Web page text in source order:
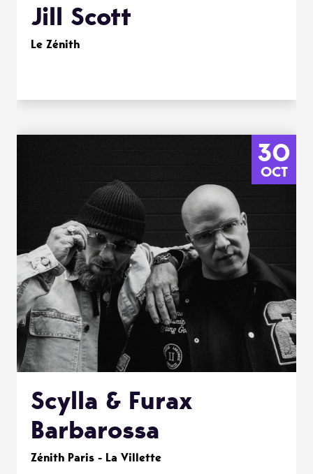
Jill Scott
Le Zénith
30
OCT
Scylla & Furax
Barbarossa
Zénith Paris - La Villette